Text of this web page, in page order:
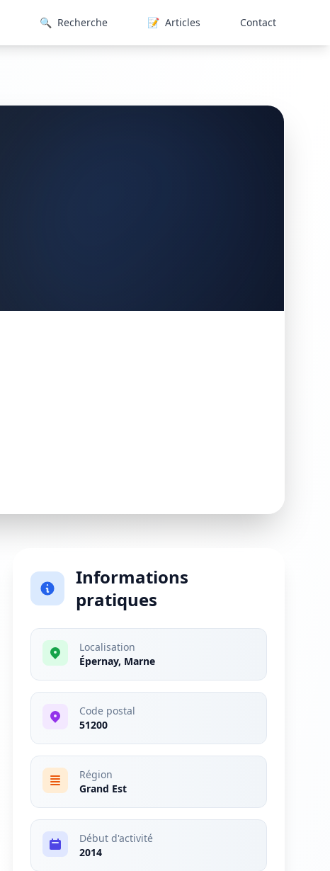
🔍 Recherche 📝 Articles Contact
Informations
pratiques
Localisation
Épernay, Marne
Code postal
51200
Région
Grand Est
Début d'activité
2014